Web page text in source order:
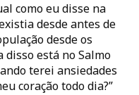
como eu disse na
desde antes de
desde os
disso está no Salmo
terei ansiedades
coração todo dia?”